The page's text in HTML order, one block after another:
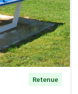
Retenue